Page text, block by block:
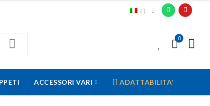
IT
0
ACCESSORI VARI ADATTABILITA'